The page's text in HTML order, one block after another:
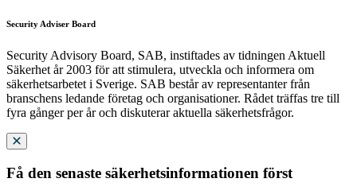
Security Adviser Board
Security Advisory Board, SAB, instiftades av tidningen Aktuell
Säkerhet år 2003 för att stimulera, utveckla och informera om
säkerhetsarbetet i Sverige. SAB består av representanter från
branschens ledande företag och organisationer. Rådet träffas tre till
fyra gånger per år och diskuterar aktuella säkerhetsfrågor.
Få den senaste säkerhetsinformationen först